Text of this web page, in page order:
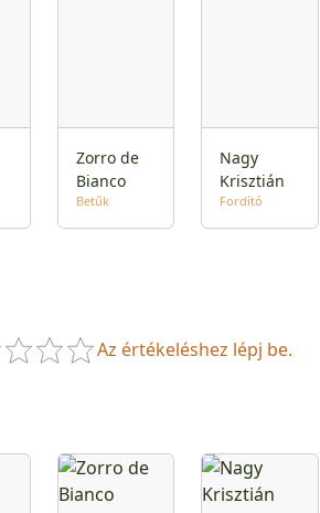
Zorro de
Bianco
Betűk
Nagy
Krisztián
Fordító
Az értékeléshez lépj be.